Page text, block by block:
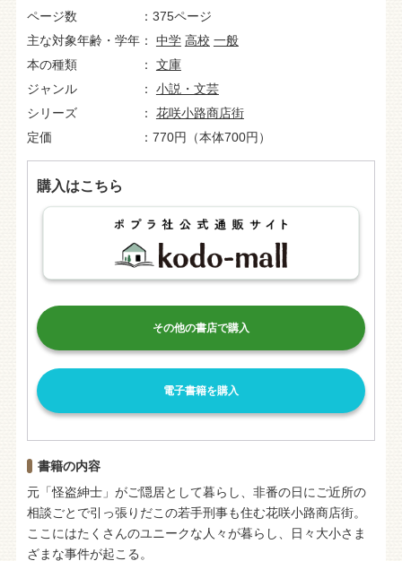
ページ数
375ページ
主な対象年齢・学年
中学 高校 一般
本の種類
文庫
ジャンル
小説・文芸
シリーズ
花咲小路商店街
定価
770円（本体700円）
購入はこちら
その他の書店で購入
電子書籍を購入
書籍の内容
元「怪盗紳士」がご隠居として暮らし、非番の日にご近所の
相談ごとで引っ張りだこの若手刑事も住む花咲小路商店街。
ここにはたくさんのユニークな人々が暮らし、日々大小さま
ざまな事件が起こる。